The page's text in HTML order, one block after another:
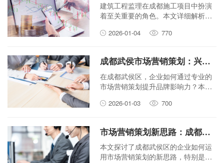
建筑工程监理在成都施工项目中扮演
着至关重要的角色。本文详细解析监
核心职责，帮助您理解为什么施工项
2026-01-04 770
成都武侯市场营销策划：兴汇达如何帮助企业提升品牌影响力？
在成都武侯区，企业如何通过专业的
市场营销策划提升品牌影响力？本文
决推广难题。
2026-01-03 700
市场营销策划新思路：成都武侯企业如何通过兴汇达脱颖而出？
本文探讨了成都武侯区的企业如何运
用市场营销策划的新思路，特别是借